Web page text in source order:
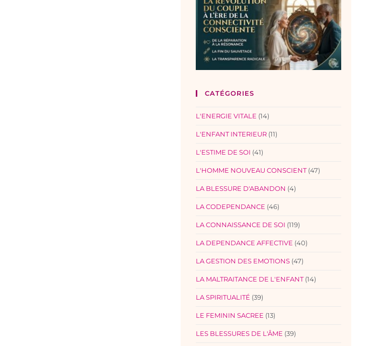
CATÉGORIES
L'ENERGIE VITALE (14)
L'ENFANT INTERIEUR (11)
L'ESTIME DE SOI (41)
L'HOMME NOUVEAU CONSCIENT (47)
LA BLESSURE D'ABANDON (4)
LA CODEPENDANCE (46)
LA CONNAISSANCE DE SOI (119)
LA DEPENDANCE AFFECTIVE (40)
LA GESTION DES EMOTIONS (47)
LA MALTRAITANCE DE L'ENFANT (14)
LA SPIRITUALITÉ (39)
LE FEMININ SACREE (13)
LES BLESSURES DE L'ÂME (39)